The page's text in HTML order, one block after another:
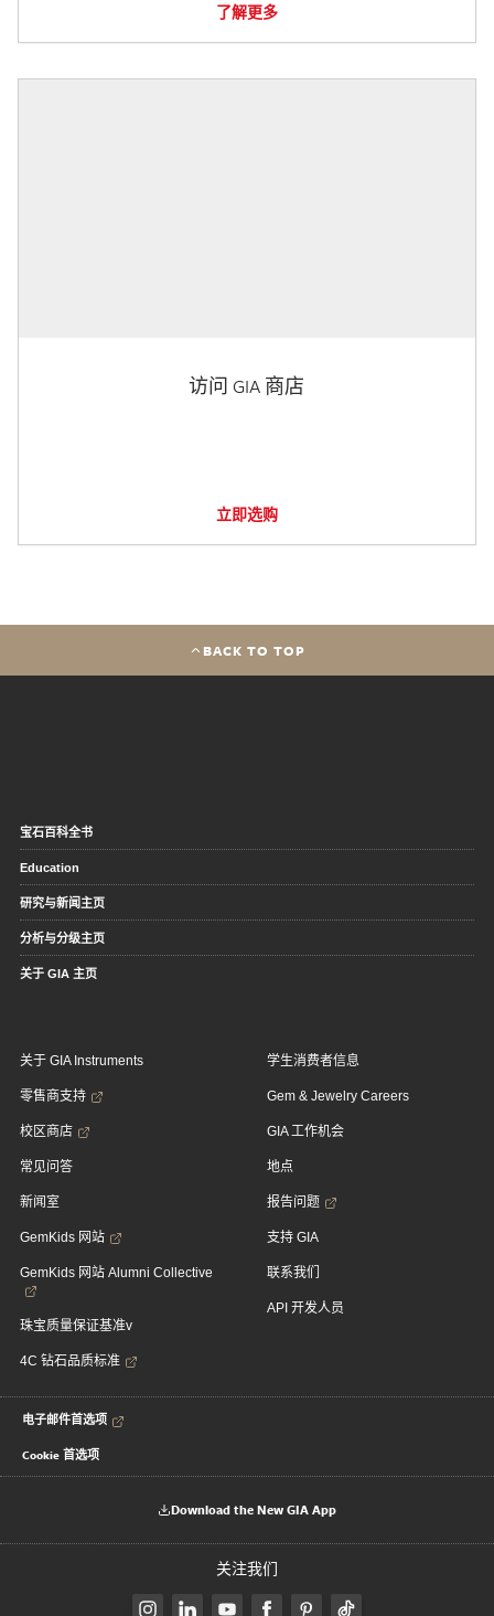
了解更多
访问 GIA 商店
立即选购
BACK TO TOP
宝石百科全书
Education
研究与新闻主页
分析与分级主页
关于 GIA 主页
关于 GIA Instruments
零售商支持
校区商店
常见问答
新闻室
GemKids 网站
GemKids 网站 Alumni Collective
珠宝质量保证基准v
4C 钻石品质标准
学生消费者信息
Gem & Jewelry Careers
GIA 工作机会
地点
报告问题
支持 GIA
联系我们
API 开发人员
电子邮件首选项
Cookie 首选项
Download the New GIA App
关注我们